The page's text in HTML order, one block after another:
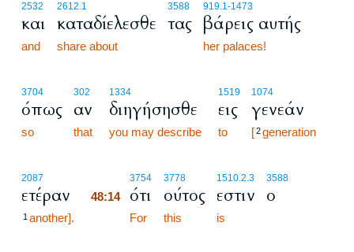
2532
και
and
2612.1
καταδίελεσθε
share about
3588
τας
919.1-1473
βάρεις αυτής
her palaces!
3704
όπως
so
302
αν
that
1334
διηγήσησθε
you may describe
1519
εις
to
1074
γενεάν
[2generation
2087
ετέραν
1 another].
3754
48:14 ότι
For
3778
ούτος
this
1510.2.3
εστιν
is
3588
ο